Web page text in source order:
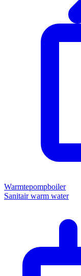
Warmtepompboiler
Sanitair warm water